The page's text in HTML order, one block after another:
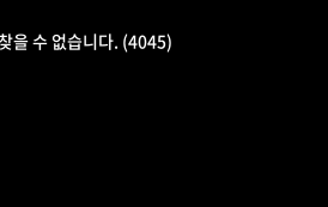
을 수 없습니다. (4045)